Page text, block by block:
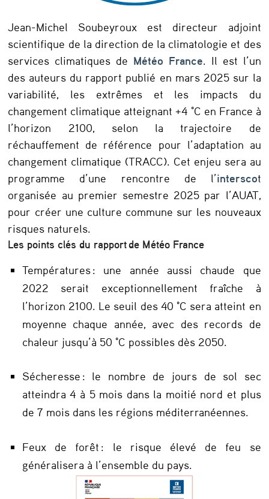
x
,
M
é
t
é
o
F
r
a
n
c
e
S
é
Jean-Michel Soubeyroux est directeur adjoint
scientifique de la direction de la climatologie et des
services climatiques de Météo France. Il est l’un
des auteurs du rapport publié en mars 2025 sur la
variabilité, les extrêmes et les impacts du
changement climatique atteignant +4 °C en France à
l’horizon 2100, selon la trajectoire de
réchauffement de référence pour l’adaptation au
changement climatique (TRACC). Cet enjeu sera au
programme d’une rencontre de l’interscot
organisée au premier semestre 2025 par l’AUAT,
pour créer une culture commune sur les nouveaux
risques naturels.
Les points clés du rapport de Météo France
Températures : une année aussi chaude que
2022 serait exceptionnellement fraîche à
l’horizon 2100. Le seuil des 40 °C sera atteint en
moyenne chaque année, avec des records de
chaleur jusqu’à 50 °C possibles dès 2050.
Sécheresse : le nombre de jours de sol sec
atteindra 4 à 5 mois dans la moitié nord et plus
de 7 mois dans les régions méditerranéennes.
Feux de forêt : le risque élevé de feu se
généralisera à l’ensemble du pays.